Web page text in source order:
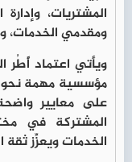
المشتريات،
ومقدمي الخدمات،
ويأتي اعتماد أًطُر
مؤسسية مهمة نحو
على معايير
المشتركة في
الخدمات ويعزِّز